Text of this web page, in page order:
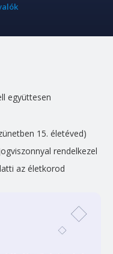
együttesen
15. életéved)
rendelkezel
az életkorod